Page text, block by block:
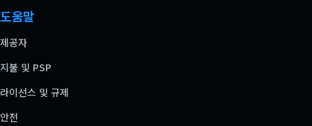
도움말
제공자
지불 및 PSP
라이선스 및 규제
안전